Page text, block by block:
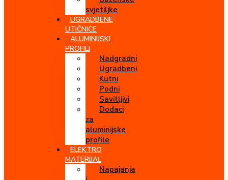
svjetiljke
UGRADBENE
UTIČNICE
ALUMINIJSKI
PROFILI
Nadgradni
Ugradbeni
Kutni
Podni
Savitljivi
Dodaci
za
aluminijske
profile
ELEKTRO
MATERIJAL
Napajanja